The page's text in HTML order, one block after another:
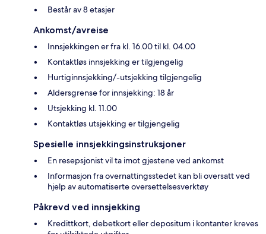
Består av 8 etasjer
Ankomst/avreise
Innsjekkingen er fra kl. 16.00 til kl. 04.00
Kontaktløs innsjekking er tilgjengelig
Hurtiginnsjekking/-utsjekking tilgjengelig
Aldersgrense for innsjekking: 18 år
Utsjekking kl. 11.00
Kontaktløs utsjekking er tilgjengelig
Spesielle innsjekkingsinstruksjoner
En resepsjonist vil ta imot gjestene ved ankomst
Informasjon fra overnattingsstedet kan bli oversatt ved
hjelp av automatiserte oversettelsesverktøy
Påkrevd ved innsjekking
Kredittkort, debetkort eller depositum i kontanter kreves